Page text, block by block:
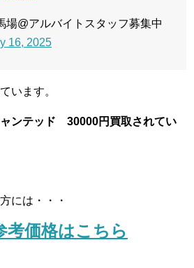
@アルバイトスタッフ募集中
16, 2025
います。
ンテッド 30000円買取されてい
には・・・
価格はこちら